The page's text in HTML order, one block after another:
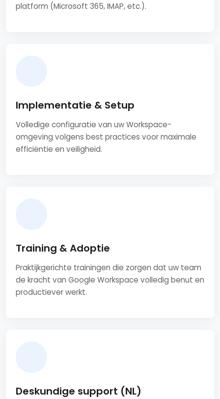
platform (Microsoft 365, IMAP, etc.).
Implementatie & Setup
Volledige configuratie van uw Workspace-
omgeving volgens best practices voor maximale
efficiëntie en veiligheid.
Training & Adoptie
Praktijkgerichte trainingen die zorgen dat uw team
de kracht van Google Workspace volledig benut en
productiever werkt.
Deskundige support (NL)